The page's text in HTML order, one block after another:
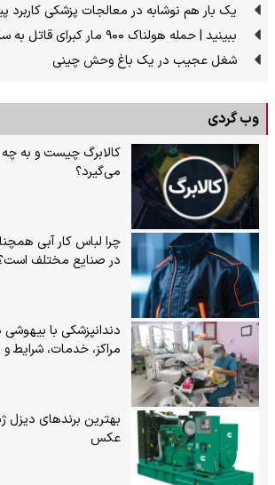
یک بار هم نوشابه در معالجات پزشکی کاربرد
ببینید | حمله هولناک ۹۰۰ مار کبرای قاتل به ساکنان مردم چین
شغل عجیب در یک باغ وحش چینی
وب گردی
کالابرگ چیست و به
می‌گیرد؟
چرا لباس کار آبی
در صنایع مختلف
دندانپزشکی با بیهوشی
مراکز، خدمات، شرایط
بهترین برندهای دیزل
عکس